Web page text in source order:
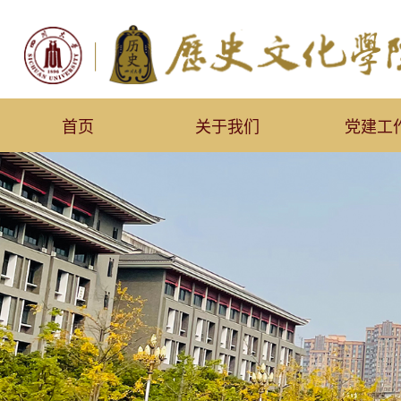
首页 关于我们 党建工